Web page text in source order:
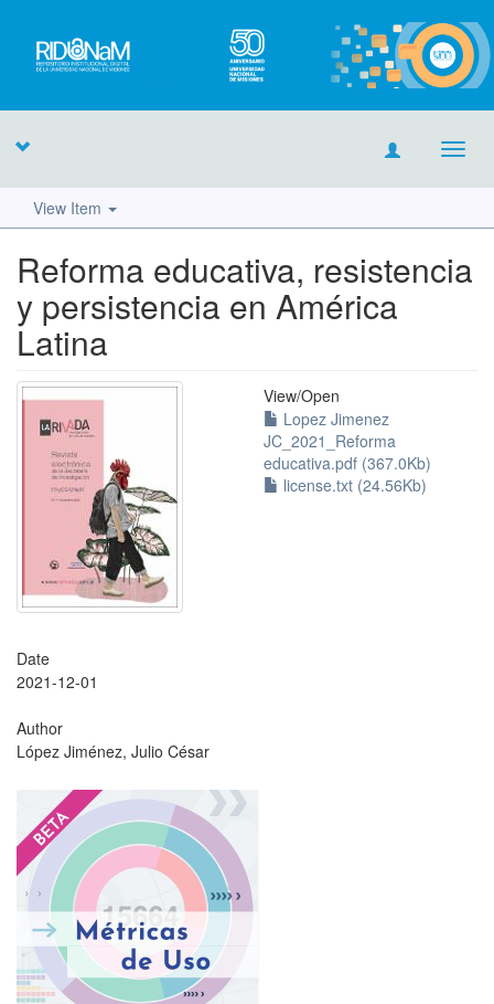
View Item
Reforma educativa, resistencia
y persistencia en América
Latina
View/Open
Lopez Jimenez
JC_2021_Reforma
educativa.pdf (367.0Kb)
license.txt (24.56Kb)
Date
2021-12-01
Author
López Jiménez, Julio César
?